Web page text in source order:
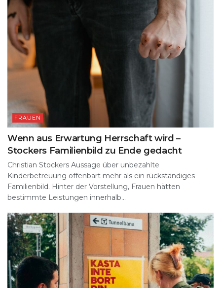
FRAUEN
Wenn aus Erwartung Herrschaft wird –
Stockers Familienbild zu Ende gedacht
Christian Stockers Aussage über unbezahlte
Kinderbetreuung offenbart mehr als ein rückständiges
Familienbild. Hinter der Vorstellung, Frauen hätten
bestimmte Leistungen innerhalb...